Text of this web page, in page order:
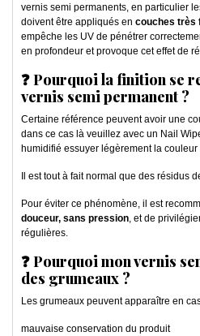
vernis semi permanents, en particulier
doivent être appliqués en couches très
empêche les UV de pénétrer
en profondeur et provoque cet effet de
❓ Pourquoi la finition se
vernis semi permanent ?
Certaine référence peuvent avoir une
dans ce cas là veuillez avec un Nail
humidifié essuyer légèrement la
Il est tout à fait normal que des résidus
Pour éviter ce phénomène, il est
douceur, sans pression, et de
régulières.
❓ Pourquoi mon vernis
des grumeaux ?
Les grumeaux peuvent apparaître en
mauvaise conservation du produit